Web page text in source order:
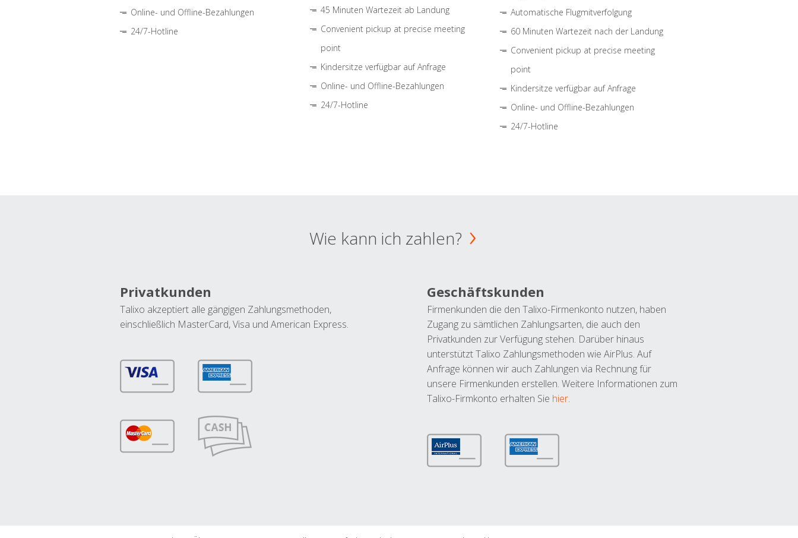
Online- und Offline-Bezahlungen
24/7-Hotline
45 Minuten Wartezeit ab Landung
Convenient pickup at precise meeting
point
Kindersitze verfügbar auf Anfrage
Online- und Offline-Bezahlungen
24/7-Hotline
Automatische Flugmitverfolgung
60 Minuten Wartezeit nach der Landung
Convenient pickup at precise meeting
point
Kindersitze verfügbar auf Anfrage
Online- und Offline-Bezahlungen
24/7-Hotline
Wie kann ich zahlen?
Privatkunden
Talixo akzeptiert alle gängigen Zahlungsmethoden,
einschließlich MasterCard, Visa und American Express.
Geschäftskunden
Firmenkunden die den Talixo-Firmenkonto nutzen, haben
Zugang zu sämtlichen Zahlungsarten, die auch den
Privatkunden zur Verfügung stehen. Darüber hinaus
unterstützt Talixo Zahlungsmethoden wie AirPlus. Auf
Anfrage können wir auch Zahlungen via Rechnung für
unsere Firmenkunden erstellen. Weitere Informationen zum
Talixo-Firmkonto erhalten Sie hier.